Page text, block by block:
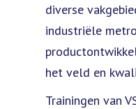
diverse
industriële
het veld en
Trainingen van